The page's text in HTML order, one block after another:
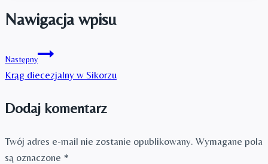
Nawigacja wpisu
Następny
Krąg diecezjalny w Sikorzu
Dodaj komentarz
Twój adres e-mail nie zostanie opublikowany. Wymagane pola
są oznaczone *